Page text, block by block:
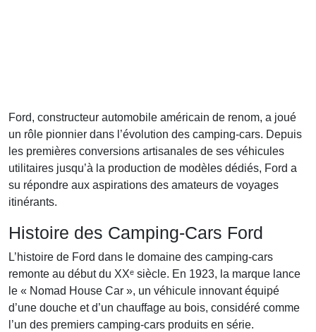
Ford, constructeur automobile américain de renom, a joué
un rôle pionnier dans l’évolution des camping-cars. Depuis
les premières conversions artisanales de ses véhicules
utilitaires jusqu’à la production de modèles dédiés, Ford a
su répondre aux aspirations des amateurs de voyages
itinérants.
Histoire des Camping-Cars Ford
L’histoire de Ford dans le domaine des camping-cars
remonte au début du XXᵉ siècle. En 1923, la marque lance
le « Nomad House Car », un véhicule innovant équipé
d’une douche et d’un chauffage au bois, considéré comme
l’un des premiers camping-cars produits en série.